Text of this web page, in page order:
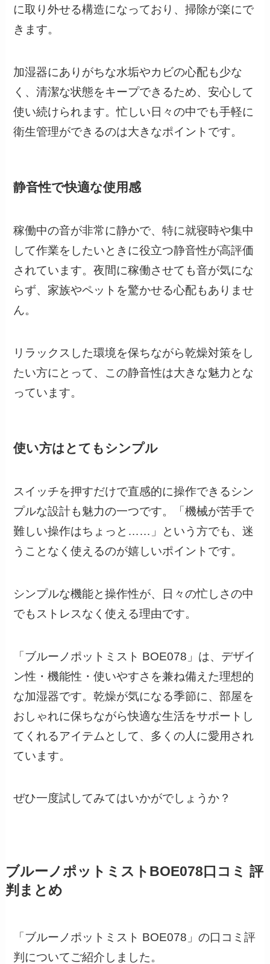
に取り外せる構造になっており、掃除が楽にで
きます。
加湿器にありがちな水垢やカビの心配も少な
く、清潔な状態をキープできるため、安心して
使い続けられます。忙しい日々の中でも手軽に
衛生管理ができるのは大きなポイントです。
静音性で快適な使用感
稼働中の音が非常に静かで、特に就寝時や集中
して作業をしたいときに役立つ静音性が高評価
されています。夜間に稼働させても音が気にな
らず、家族やペットを驚かせる心配もありませ
ん。
リラックスした環境を保ちながら乾燥対策をし
たい方にとって、この静音性は大きな魅力とな
っています。
使い方はとてもシンプル
スイッチを押すだけで直感的に操作できるシン
プルな設計も魅力の一つです。「機械が苦手で
難しい操作はちょっと……」という方でも、迷
うことなく使えるのが嬉しいポイントです。
シンプルな機能と操作性が、日々の忙しさの中
でもストレスなく使える理由です。
「ブルーノポットミスト BOE078」は、デザイ
ン性・機能性・使いやすさを兼ね備えた理想的
な加湿器です。乾燥が気になる季節に、部屋を
おしゃれに保ちながら快適な生活をサポートし
てくれるアイテムとして、多くの人に愛用され
ています。
ぜひ一度試してみてはいかがでしょうか？
ブルーノポットミストBOE078口コミ 評
判まとめ
「ブルーノポットミスト BOE078」の口コミ評
判についてご紹介しました。